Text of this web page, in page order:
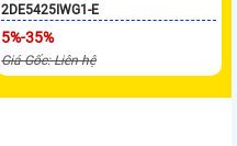
2DE5425IWG1-E
5%-35%
Giá Gốc: Liên hệ